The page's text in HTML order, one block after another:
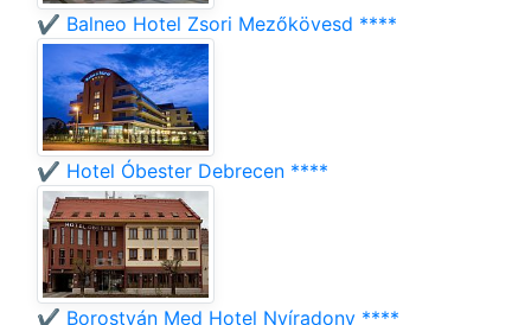
✔️ Balneo Hotel Zsori Mezőkövesd ****
✔️ Hotel Óbester Debrecen ****
✔️ Borostyán Med Hotel Nyíradony ****